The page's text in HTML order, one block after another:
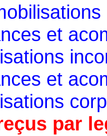
et
et
par